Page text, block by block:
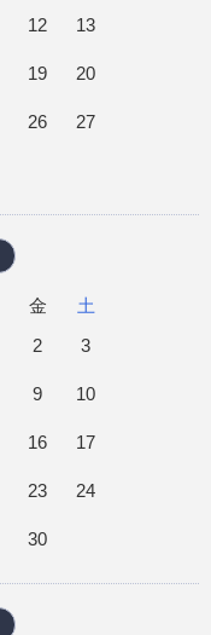
12 13
19 20
26 27
金
土
2 3
9 10
16 17
23 24
30